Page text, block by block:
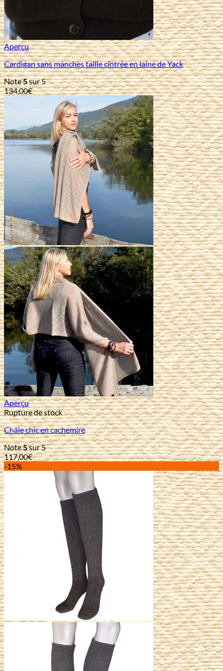
Aperçu
Cardigan sans manches taille cintrée en laine de Yack
Note5sur 5
134,00€
Aperçu
Rupture de stock
Châle chic en cachemire
Note5sur 5
117,00€
-15%